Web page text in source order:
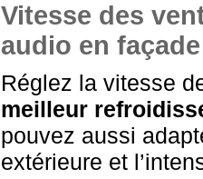
Vitesse des
audio en façade
Réglez la vitesse
meilleur
pouvez aussi
extérieure et